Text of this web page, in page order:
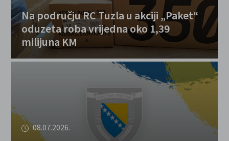
Na području RC Tuzla u akciji „Paket“
oduzeta roba vrijedna oko 1,39
milijuna KM
08.07.2026.